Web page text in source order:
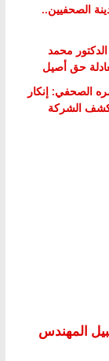
الصحفيين..
محمد
حق أصيل
الصحفي: إنكار
الشركة